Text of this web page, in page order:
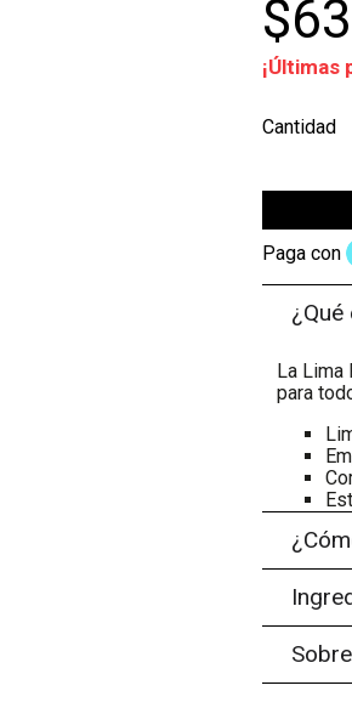
$63
¡Últimas
¿Qué
La Lima
para